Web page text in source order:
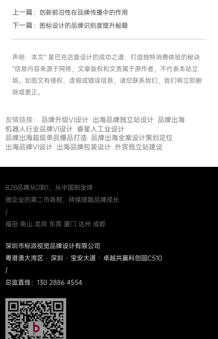
上一篇： 创新前沿性在品牌传播中的作用
下一篇： 图标设计的品牌识别度提升秘籍
声明：本文“ 星巴克店面设计的成功之道：打造独特消费体验的秘诀
”信息内容来源于网络，文章版权和文责属于原作者，不代表本站立
场。如图文有侵权、虚假或错误信息，请您联系我们，我们将立即删
除或更正。
友情链接： 品牌升级VI设计 出海品牌独立站设计 品牌出海
机器人行业品牌VI设计 睿星人工业设计
品牌出海超级单品爆品打造 品牌出海全案设计策划定位
出海品牌VI设计 出海品牌包装设计 外贸独立站建设
B2B品牌从0到1，从中国到全球
做企业的第二市场部，持续陪跑品牌成长
/
福田 南山 龙岗 东莞 厦门 达州 成都
深圳市标派视觉品牌设计有限公司
粤港澳大湾区 · 深圳 · 宝安大道 · 卓越共赢科创园C510
/
总监直线：130 2886 4554